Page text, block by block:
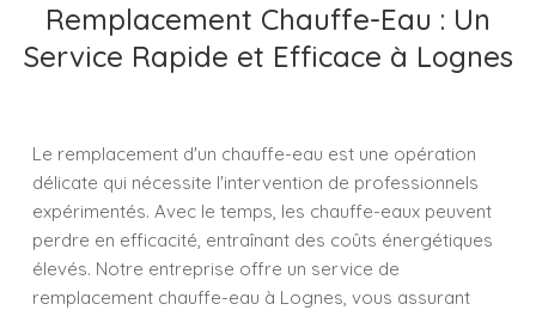
Remplacement Chauffe-Eau : Un
Service Rapide et Efficace à Lognes
Le remplacement d'un chauffe-eau est une opération
délicate qui nécessite l'intervention de professionnels
expérimentés. Avec le temps, les chauffe-eaux peuvent
perdre en efficacité, entraînant des coûts énergétiques
élevés. Notre entreprise offre un service de
remplacement chauffe-eau à Lognes, vous assurant